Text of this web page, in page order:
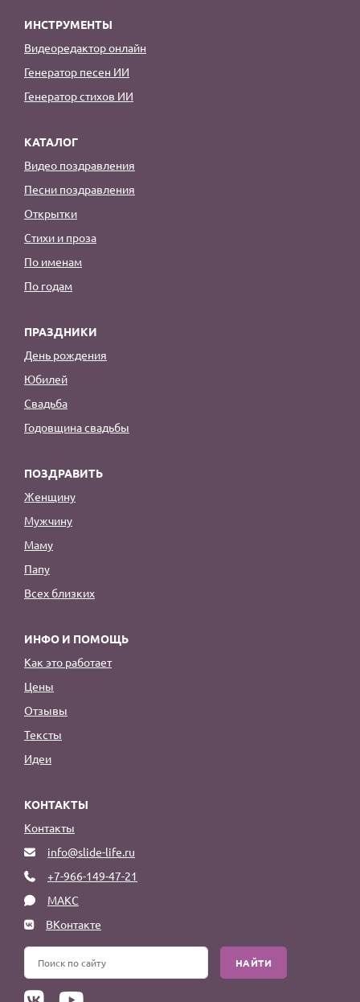
ИНСТРУМЕНТЫ
Видеоредактор онлайн
Генератор песен ИИ
Генератор стихов ИИ
КАТАЛОГ
Видео поздравления
Песни поздравления
Открытки
Стихи и проза
По именам
По годам
ПРАЗДНИКИ
День рождения
Юбилей
Свадьба
Годовщина свадьбы
ПОЗДРАВИТЬ
Женщину
Мужчину
Маму
Папу
Всех близких
ИНФО И ПОМОЩЬ
Как это работает
Цены
Отзывы
Тексты
Идеи
КОНТАКТЫ
Контакты
info@slide-life.ru
+7-966-149-47-21
МАКС
ВКонтакте
НАЙТИ